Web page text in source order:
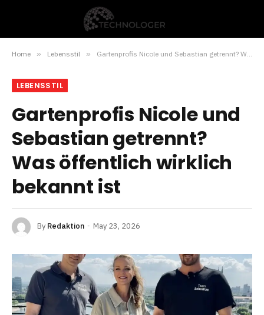
Home » Lebensstil » Gartenprofis Nicole und Sebastian getrennt? Was öffentlich wirklich bekannt ist
LEBENSSTIL
Gartenprofis Nicole und
Sebastian getrennt?
Was öffentlich wirklich
bekannt ist
By Redaktion May 23, 2026